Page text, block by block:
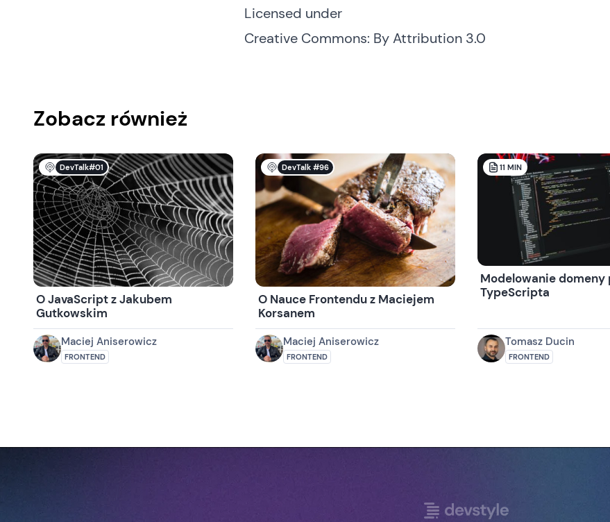
Licensed under
Creative Commons: By Attribution 3.0
Zobacz również
DevTalk#01
O JavaScript z Jakubem
Gutkowskim
Maciej Aniserowicz
FRONTEND
DevTalk #96
O Nauce Frontendu z Maciejem
Korsanem
Maciej Aniserowicz
FRONTEND
11 MIN
Modelowanie domeny
TypeScripta
Tomasz Ducin
FRONTEND